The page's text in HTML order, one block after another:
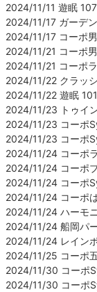
2024/11/11 遊眠
2024/11/17 ガーデ
2024/11/17 コーポ
2024/11/21 コーポ
2024/11/21 コーポ
2024/11/22 クラッ
2024/11/22 遊眠
2024/11/23 トゥイ
2024/11/23 コーポ
2024/11/23 コーポ
2024/11/24 コーポ
2024/11/24 コーポ
2024/11/24 コーポ
2024/11/24 コーポ
2024/11/24 ハーモ
2024/11/24 船岡パ
2024/11/24 レイン
2024/11/25 コーポ
2024/11/30 コーポ
2024/11/30 コーポ